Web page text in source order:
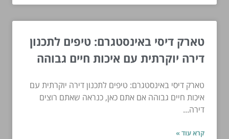
טארק דיסי באינסטגרם: טיפים לתכנון
דירה יוקרתית עם איכות חיים גבוהה
טארק דיסי באינסטגרם: טיפים לתכנון דירה יוקרתית עם
איכות חיים גבוהה אם אתם כאן, כנראה שאתם רוצים
דירה...
קרא עוד »